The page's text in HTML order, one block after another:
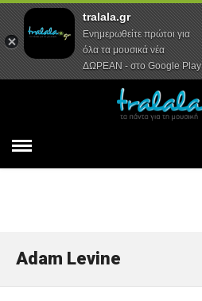
Αρχική Συνεντεύξεις
Adam Levine
tralala.gr
Ενημερωθείτε πρώτοι για
όλα τα μουσικά νέα
ΔΩΡΕΑΝ - στο Google Play